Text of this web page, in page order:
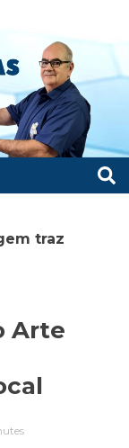
traz
Arte